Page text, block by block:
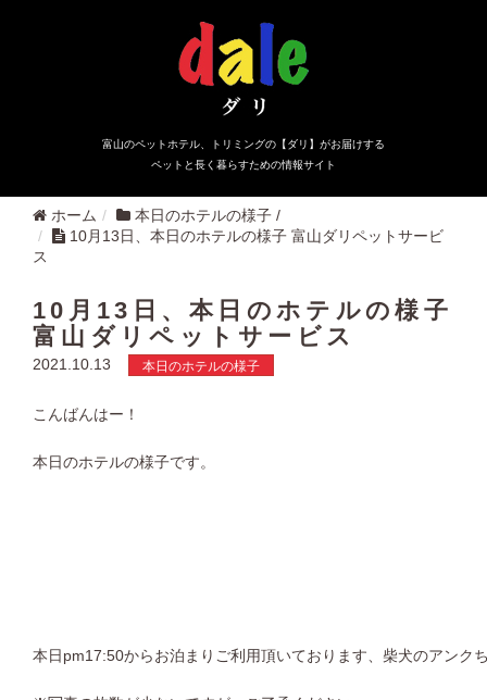
富山のペットホテル、トリミングの【ダリ】がお届けする
ペットと長く暮らすための情報サイト
ホーム 本日のホテルの様子 /
10月13日、本日のホテルの様子 富山ダリペットサービ
ス
10月13日、本日のホテルの様子
富山ダリペットサービス
2021.10.13 本日のホテルの様子
こんばんはー！
本日のホテルの様子です。
本日pm17:50からお泊まりご利用頂いております、柴犬のアンク